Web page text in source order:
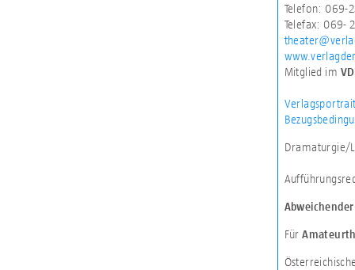
Telefon: 069-
Telefax: 069-
Mitglied im
Dramaturgie/
Für